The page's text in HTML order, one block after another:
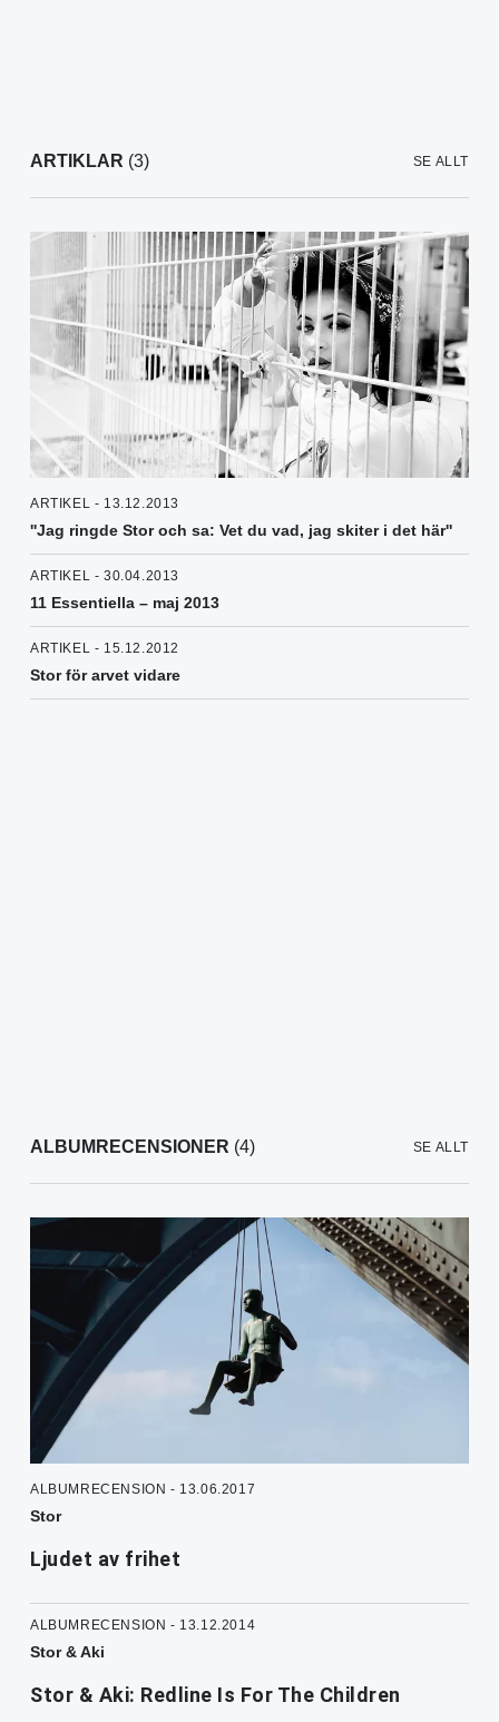
ARTIKLAR (3) SE ALLT
ARTIKEL - 13.12.2013
''Jag ringde Stor och sa: Vet du vad, jag skiter i det här''
ARTIKEL - 30.04.2013
11 Essentiella – maj 2013
ARTIKEL - 15.12.2012
Stor för arvet vidare
ALBUMRECENSIONER (4) SE ALLT
ALBUMRECENSION - 13.06.2017
Stor
Ljudet av frihet
ALBUMRECENSION - 13.12.2014
Stor & Aki
Stor & Aki: Redline Is For The Children